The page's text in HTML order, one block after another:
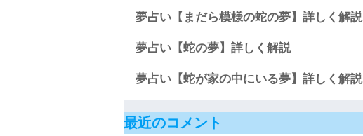
夢占い【まだら模様の蛇の夢】詳しく解説
夢占い【蛇の夢】詳しく解説
夢占い【蛇が家の中にいる夢】詳しく解説
最近のコメント